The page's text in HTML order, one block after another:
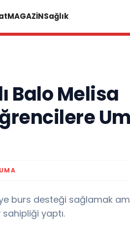
MAGAZİNSağlık
Balo Melisa
burs desteği sağlamak
yaptı.